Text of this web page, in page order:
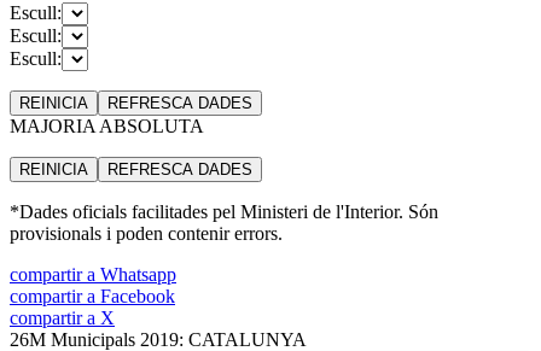
Escull:
Escull:
Escull:
REINICIA REFRESCA DADES
MAJORIA ABSOLUTA
REINICIA REFRESCA DADES
*Dades oficials facilitades pel Ministeri de l'Interior. Són
provisionals i poden contenir errors.
compartir a Whatsapp
compartir a Facebook
compartir a X
26M Municipals 2019: CATALUNYA